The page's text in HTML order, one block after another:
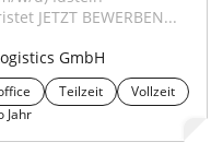
JETZT BEWERBEN...
GmbH
Teilzeit
Vollzeit
Jahr